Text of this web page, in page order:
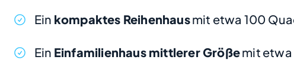
Ein kompaktes Reihenhausmit etwa 100
Ein Einfamilienhaus mittlerer Größemit